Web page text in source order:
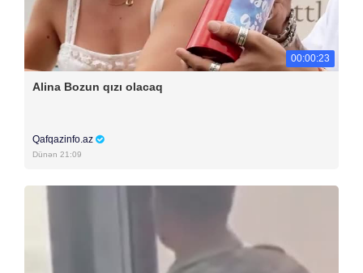
00:00:23
Alina Bozun qızı olacaq
Qafqazinfo.az
Dünən 21:09